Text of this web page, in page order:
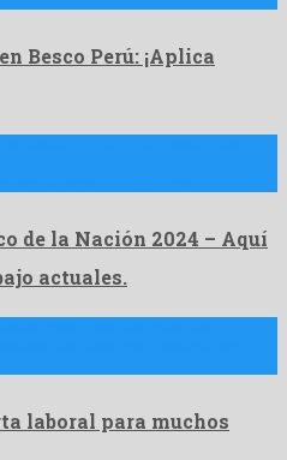
Besco Perú: ¡Aplica
de la Nación 2024 – Aquí
actuales.
laboral para muchos